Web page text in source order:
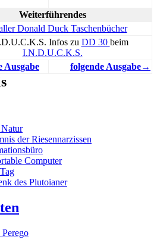
Weiterführendes
Donald Duck Taschenbücher
Infos zu DD 30 beim
I.N.D.U.C.K.S.
Ausgabe
folgende Ausgabe→
der Riesennarzissen
Computer
des Plutoianer